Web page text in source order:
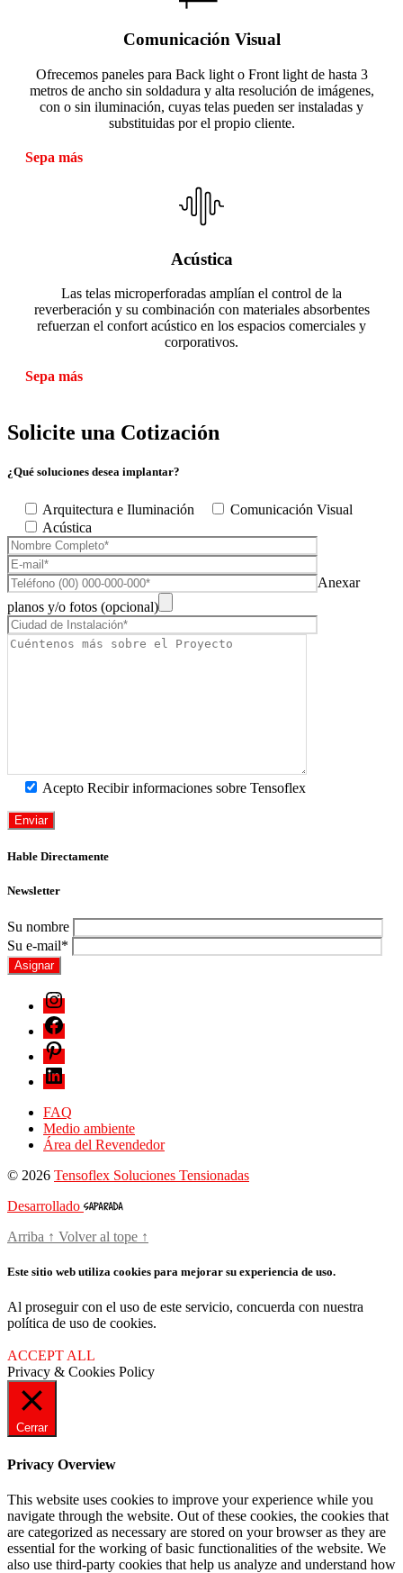
Comunicación Visual
Ofrecemos paneles para Back light o Front light de hasta 3
metros de ancho sin soldadura y alta resolución de imágenes,
con o sin iluminación, cuyas telas pueden ser instaladas y
substituidas por el propio cliente.
Sepa más
Acústica
Las telas microperforadas amplían el control de la
reverberación y su combinación con materiales absorbentes
refuerzan el confort acústico en los espacios comerciales y
corporativos.
Sepa más
Solicite una Cotización
¿Qué soluciones desea implantar?
Arquitectura e Iluminación
Comunicación Visual
Acústica
Anexar
planos y/o fotos (opcional)
Acepto Recibir informaciones sobre Tensoflex
Hable Directamente
Newsletter
Su nombre
Su e-mail*
FAQ
Medio ambiente
Área del Revendedor
© 2026 Tensoflex Soluciones Tensionadas
Desarrollado
Arriba ↑ Volver al tope ↑
Este sitio web utiliza cookies para mejorar su experiencia de uso.
Al proseguir con el uso de este servicio, concuerda con nuestra
política de uso de cookies.
ACCEPT ALL
Privacy & Cookies Policy
Cerrar
Privacy Overview
This website uses cookies to improve your experience while you
navigate through the website. Out of these cookies, the cookies that
are categorized as necessary are stored on your browser as they are
essential for the working of basic functionalities of the website. We
also use third-party cookies that help us analyze and understand how